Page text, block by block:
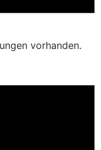
vorhanden.